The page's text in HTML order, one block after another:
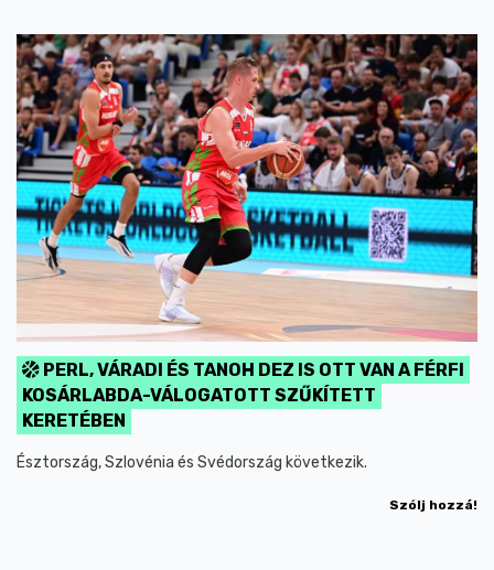
PERL, VÁRADI ÉS TANOH DEZ IS OTT VAN A FÉRFI
KOSÁRLABDA-VÁLOGATOTT SZŰKÍTETT
KERETÉBEN
Észtország, Szlovénia és Svédország következik.
Szólj hozzá!